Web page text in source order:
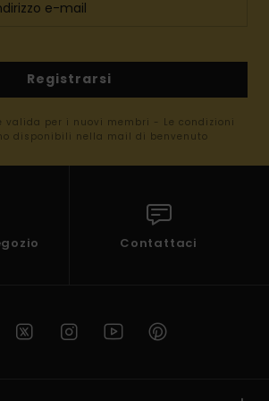
Registrarsi
valida per i nuovi membri - Le condizioni
disponibili nella mail di benvenuto
Contattaci